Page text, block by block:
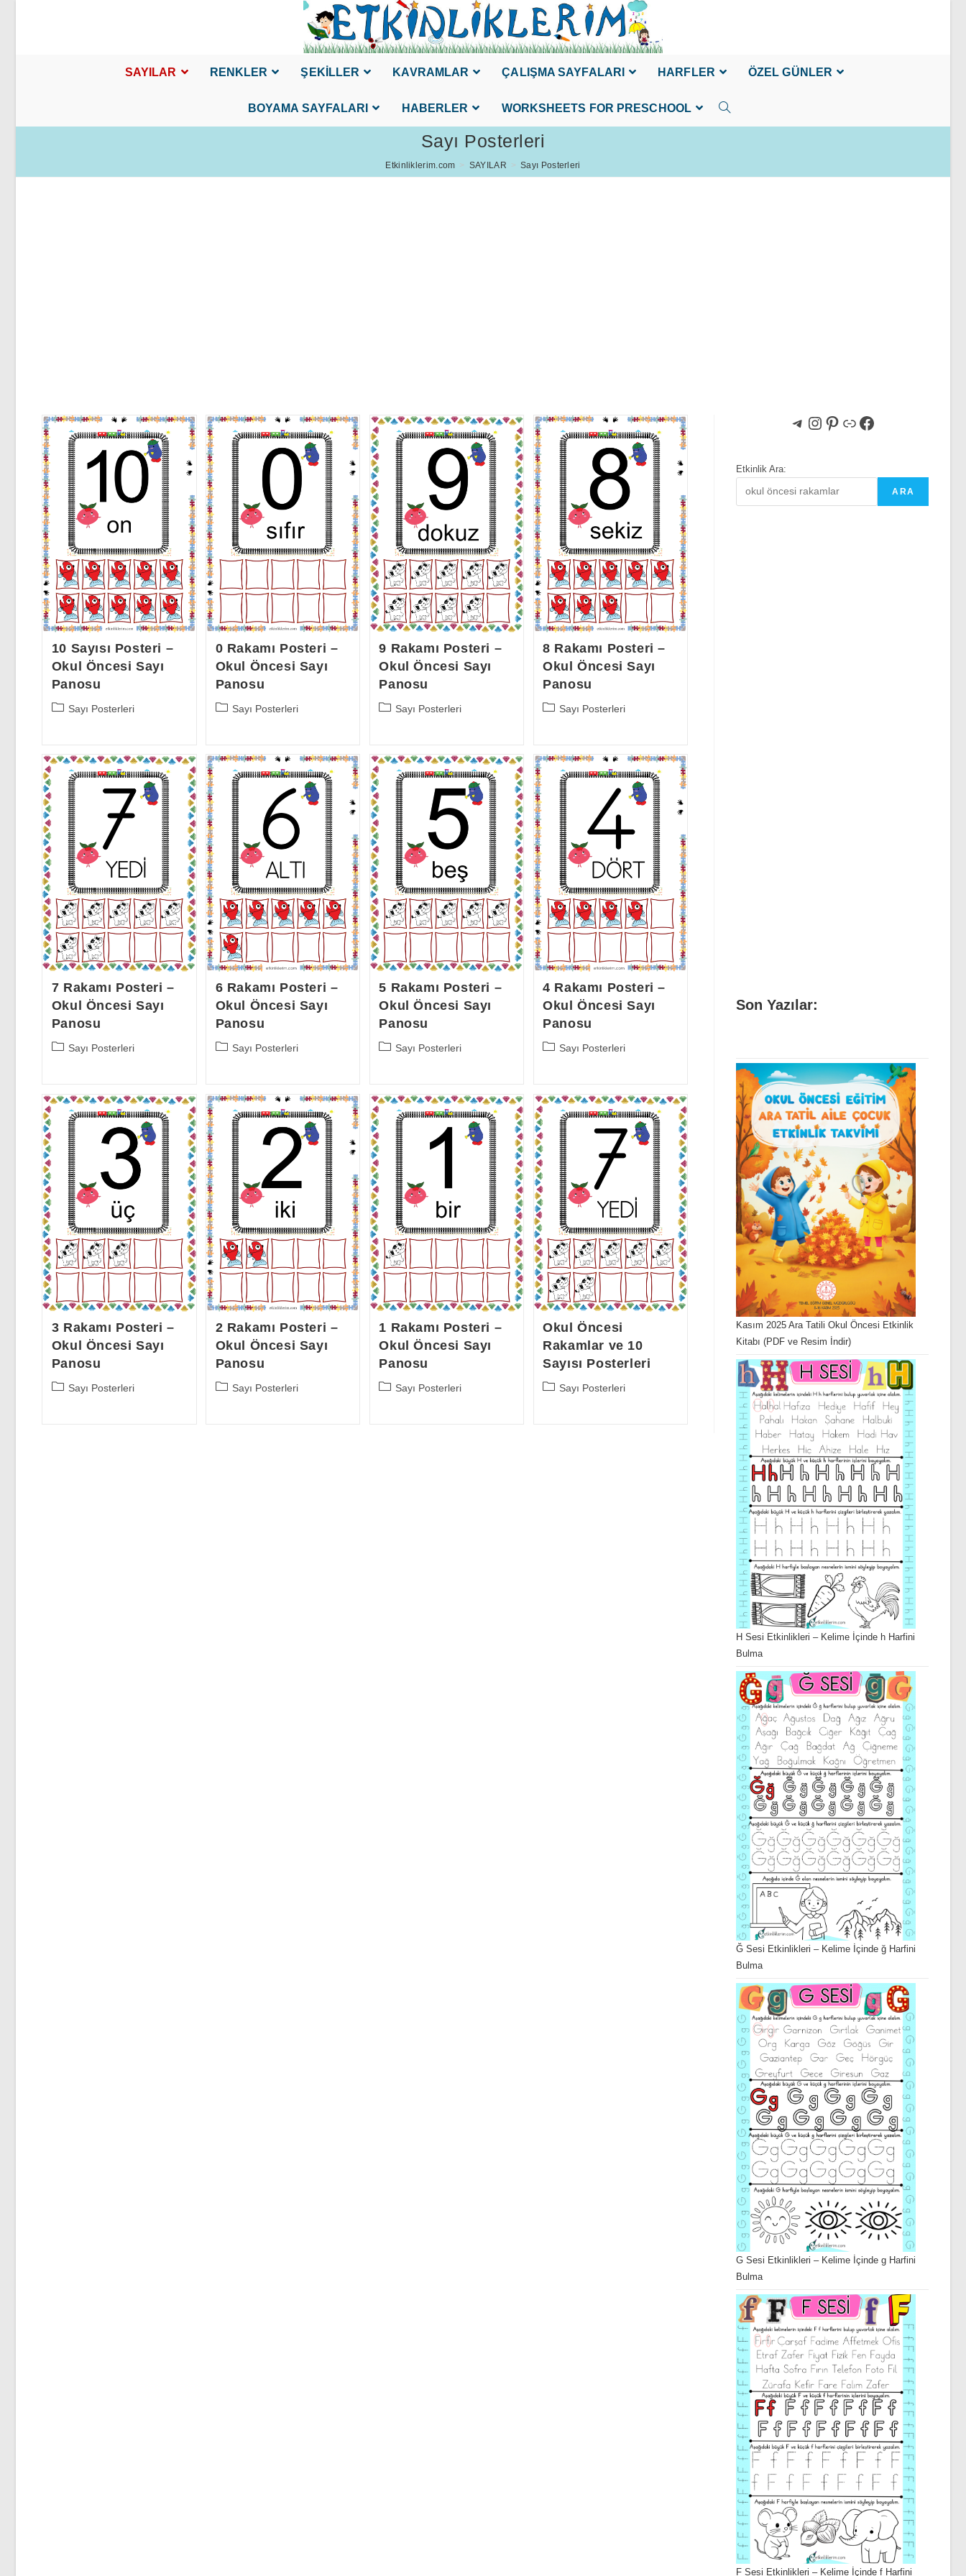
SAYILAR RENKLER ŞEKİLLER KAVRAMLAR ÇALIŞMA SAYFALARI HARFLER ÖZEL GÜNLER
BOYAMA SAYFALARI HABERLER WORKSHEETS FOR PRESCHOOL
Sayı Posterleri
Etkinliklerim.com > SAYILAR > Sayı Posterleri
10 Sayısı Posteri –
Okul Öncesi Sayı
Panosu
PostSayı Posterleri
0 Rakamı Posteri –
Okul Öncesi Sayı
Panosu
PostSayı Posterleri
9 Rakamı Posteri –
Okul Öncesi Sayı
Panosu
PostSayı Posterleri
8 Rakamı Posteri –
Okul Öncesi Sayı
Panosu
PostSayı Posterleri
7 Rakamı Posteri –
Okul Öncesi Sayı
Panosu
PostSayı Posterleri
6 Rakamı Posteri –
Okul Öncesi Sayı
Panosu
PostSayı Posterleri
5 Rakamı Posteri –
Okul Öncesi Sayı
Panosu
PostSayı Posterleri
4 Rakamı Posteri –
Okul Öncesi Sayı
Panosu
PostSayı Posterleri
3 Rakamı Posteri –
Okul Öncesi Sayı
Panosu
PostSayı Posterleri
2 Rakamı Posteri –
Okul Öncesi Sayı
Panosu
PostSayı Posterleri
1 Rakamı Posteri –
Okul Öncesi Sayı
Panosu
PostSayı Posterleri
Okul Öncesi
Rakamlar ve 10
Sayısı Posterleri
PostSayı Posterleri
Telegram
Instagram
Pinterest
BağlantıFacebook
Etkinlik Ara:
ARA
Son Yazılar:
Kasım 2025 Ara Tatili Okul Öncesi Etkinlik
Kitabı (PDF ve Resim İndir)
H Sesi Etkinlikleri – Kelime İçinde h Harfini
Bulma
Ğ Sesi Etkinlikleri – Kelime İçinde ğ Harfini
Bulma
G Sesi Etkinlikleri – Kelime İçinde g Harfini
Bulma
F Sesi Etkinlikleri – Kelime İçinde f Harfini